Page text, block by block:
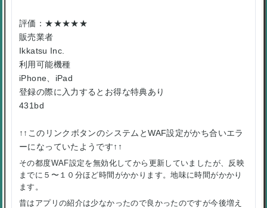
評価：★★★★★
販売業者
Ikkatsu Inc.
利用可能機種
iPhone、iPad
登録の際に入力するとお得な特典あり
431bd
↑↑このリンクボタンのシステムとWAF設定がかち合いエラ
ーになっていたようです↑↑
その都度WAF設定を無効化してから更新していましたが、反映
までに５〜１０分ほど時間がかかります。地味に時間がかかり
ます。
昔はアプリの紹介は少なかったので良かったのですが今後増え